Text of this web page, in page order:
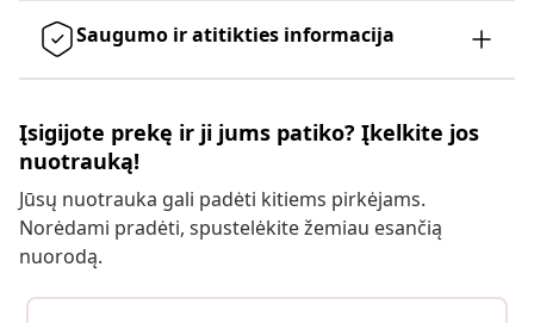
Saugumo ir atitikties informacija
Įsigijote prekę ir ji jums patiko? Įkelkite jos
nuotrauką!
Jūsų nuotrauka gali padėti kitiems pirkėjams.
Norėdami pradėti, spustelėkite žemiau esančią
nuorodą.